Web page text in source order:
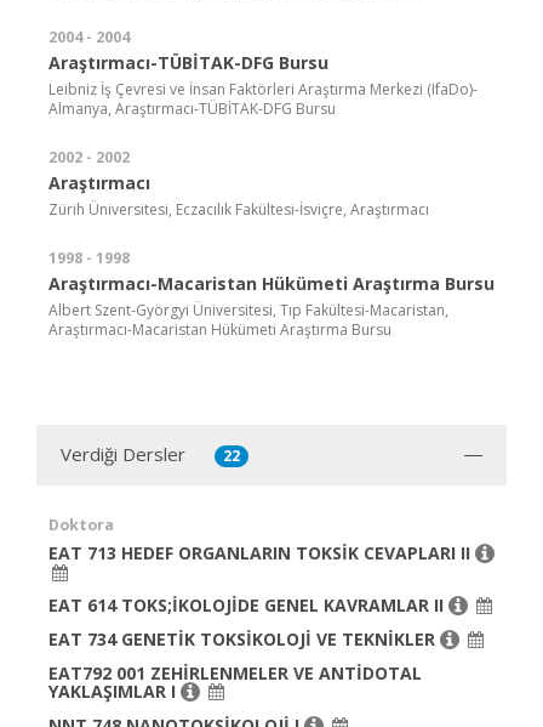
2004 - 2004
Araştırmacı-TÜBİTAK-DFG Bursu
Leibniz İş Çevresi ve İnsan Faktörleri Araştırma Merkezi (IfaDo)-
Almanya, Araştırmacı-TÜBİTAK-DFG Bursu
2002 - 2002
Araştırmacı
Zürih Üniversitesi, Eczacılık Fakültesi-İsviçre, Araştırmacı
1998 - 1998
Araştırmacı-Macaristan Hükümeti Araştırma Bursu
Albert Szent-Györgyi Üniversitesi, Tıp Fakültesi-Macaristan,
Araştırmacı-Macaristan Hükümeti Araştırma Bursu
Verdiği Dersler 22
Doktora
EAT 713 HEDEF ORGANLARIN TOKSİK CEVAPLARI II
EAT 614 TOKS;İKOLOJİDE GENEL KAVRAMLAR II
EAT 734 GENETİK TOKSİKOLOJİ VE TEKNİKLER
EAT792 001 ZEHİRLENMELER VE ANTİDOTAL
YAKLAŞIMLAR I